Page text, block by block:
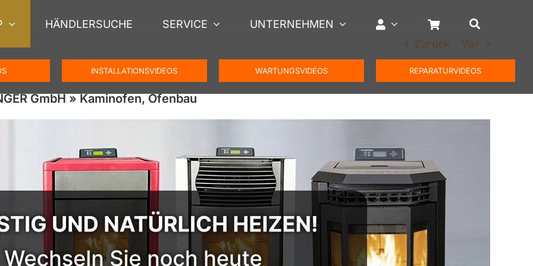
HÄNDLERSUCHE SERVICE UNTERNEHMEN
INSTALLATIONSVIDEOS WARTUNGSVIDEOS REPARATURVIDEOS
Zurück Vor
GmbH » Kaminofen, Ofenbau